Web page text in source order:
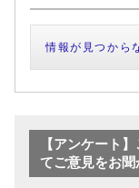
情報が見つから
【アンケート
てご意見をお